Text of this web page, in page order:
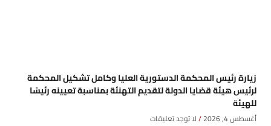
زيارة رئيس المحكمة الدستورية العليا وكامل تشكيل المحكمة
لرئيس هيئة قضايا الدولة لتقديم التهنئة بمناسبة تعيينه رئيسًا
للهيئة
أغسطس 4, 2026 لا توجد تعليقات